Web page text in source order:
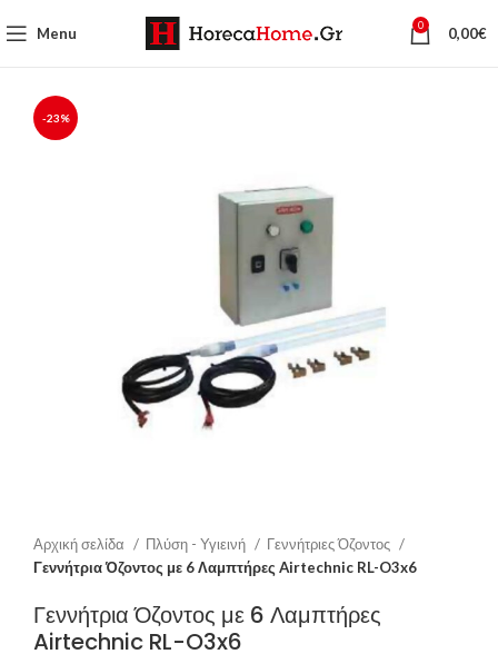
Menu 0 0,00€
-23%
Αρχική σελίδα Πλύση - Υγιεινή
Γεννήτριες Όζοντος
Γεννήτρια Όζοντος με 6 Λαμπτήρες Airtechnic RL-O3x6
Γεννήτρια Όζοντος με 6 Λαμπτήρες
Airtechnic RL-O3x6